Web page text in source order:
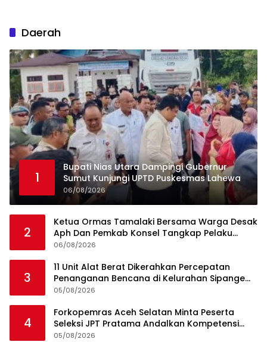
Daerah
1
Bupati Nias Utara Dampingi Gubernur
Sumut Kunjungi UPTD Puskesmas Lahewa
06/08/2026
2
Ketua Ormas Tamalaki Bersama Warga Desak
Aph Dan Pemkab Konsel Tangkap Pelaku
Angkut Cangkang Sawit Overload, Truk PT KAP
06/08/2026
3
11 Unit Alat Berat Dikerahkan Percepatan
Penanganan Bencana di Kelurahan Sipange
Kecamatan Tukka
05/08/2026
4
Forkopemras Aceh Selatan Minta Peserta
Seleksi JPT Pratama Andalkan Kompetensi
dan Integritas, Bukan Kedekatan
05/08/2026